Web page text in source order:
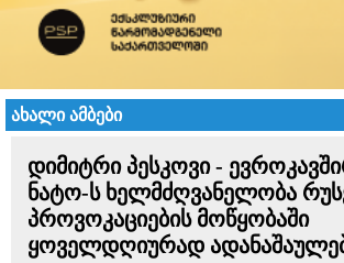
ახალი ამბები
დიმიტრი პესკოვი -
ნატო-ს ხელმძღვანელობა
პროვოკაციების მოწყობაში
ყოველდღიურად